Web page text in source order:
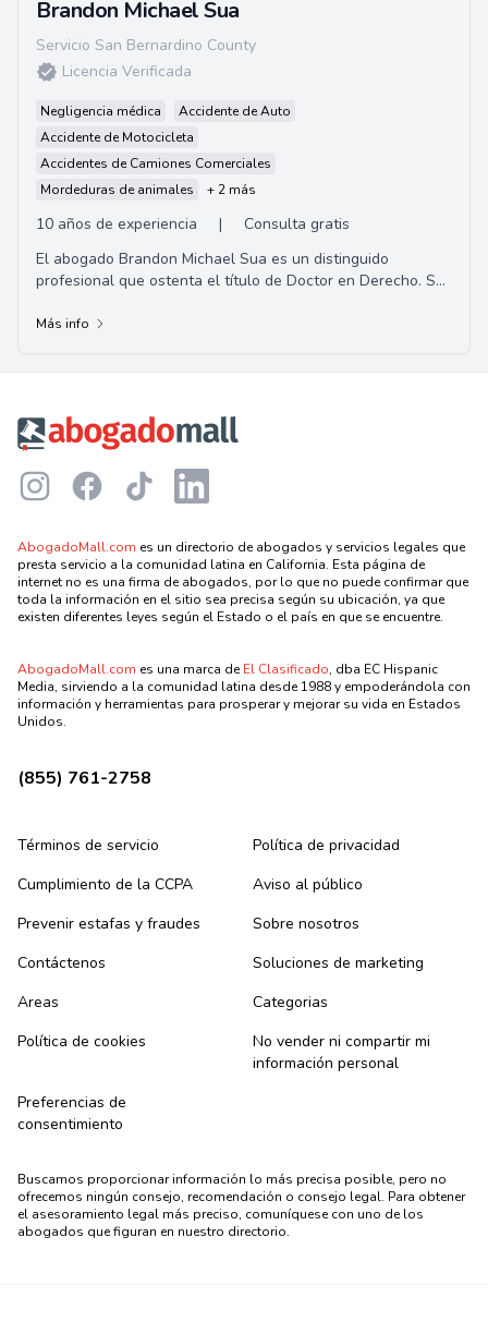
Brandon Michael Sua
Servicio San Bernardino County
Licencia Verificada
Negligencia médica
Accidente de Auto
Accidente de Motocicleta
Accidentes de Camiones Comerciales
Mordeduras de animales
+ 2 más
10 años de experiencia |
Consulta gratis
El abogado Brandon Michael Sua es un distinguido
profesional que ostenta el título de Doctor en Derecho. Su
Más info
InstagramFacebookTikTok LinkedIn
AbogadoMall.com es un directorio de abogados y servicios legales que
presta servicio a la comunidad latina en California. Esta página de
internet no es una firma de abogados, por lo que no puede confirmar que
toda la información en el sitio sea precisa según su ubicación, ya que
existen diferentes leyes según el Estado o el país en que se encuentre.
AbogadoMall.com es una marca deEl Clasificado, dba EC Hispanic
Media, sirviendo a la comunidad latina desde 1988 y empoderándola con
información y herramientas para prosperar y mejorar su vida en Estados
Unidos.
(855) 761-2758
Términos de servicio
Política de privacidad
Cumplimiento de la CCPA
Aviso al público
Prevenir estafas y fraudes
Sobre nosotros
Contáctenos
Soluciones de marketing
Areas
Categorias
Política de cookies
No vender ni compartir mi
información personal
Preferencias de
consentimiento
Buscamos proporcionar información lo más precisa posible, pero no
ofrecemos ningún consejo, recomendación o consejo legal. Para obtener
el asesoramiento legal más preciso, comuníquese con uno de los
abogados que figuran en nuestro directorio.